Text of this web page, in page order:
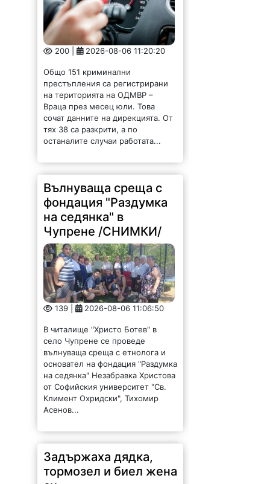
200 | 2026-08-06 11:20:20
престъпления са регистрирани
на територията на ОДМВР –
Враца през месец юли. Това
сочат данните на дирекцията. От
тях 38 са разкрити, а по
останалите случаи работата...
Вълнуваща среща с
фондация "Раздумка
на седянка" в
Чупрене /СНИМКИ/
139 | 2026-08-06 11:06:50
село Чупрене се проведе
вълнуваща среща с етнолога и
основател на фондация "Раздумка
на седянка" Незабравка Христова
от Софийския университет "Св.
Климент Охридски", Тихомир
Асенов...
Задържаха дядка,
тормозел и биел жена
си